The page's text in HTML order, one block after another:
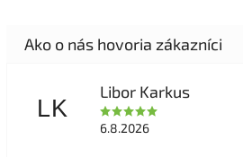
LK
Libor Karkus
6.8.2026